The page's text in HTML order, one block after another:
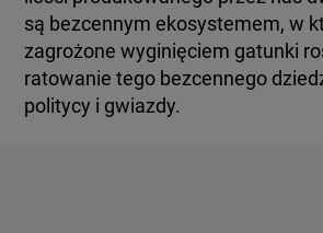
są bezcennym ekosystemem, w
zagrożone wyginięciem gatunki
ratowanie tego bezcennego
politycy i gwiazdy.